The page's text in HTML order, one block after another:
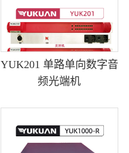
YUK201 单路单向数字音
频光端机